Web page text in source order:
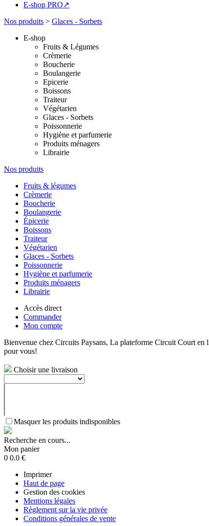
E-shop PRO↗
Nos produits > Glaces - Sorbets
E-shop
Fruits & Légumes
Crèmerie
Boucherie
Boulangerie
Epicerie
Boissons
Traiteur
Végétarien
Glaces - Sorbets
Poissonnerie
Hygiène et parfumerie
Produits ménagers
Librairie
Nos produits
Fruits & légumes
Crèmerie
Boucherie
Boulangerie
Épicerie
Boissons
Traiteur
Végétarien
Glaces - Sorbets
Poissonnerie
Hygiène et parfumerie
Produits ménagers
Librairie
Accès direct
Commander
Mon compte
Bienvenue chez Circuits Paysans, La plateforme Circuit Court
pour vous!
Choisir une livraison
Masquer les produits indisponibles
Recherche en cours...
Mon panier
0 0.0 €
Imprimer
Haut de page
Gestion des cookies
Mentions légales
Règlement sur la vie privée
Conditions générales de vente